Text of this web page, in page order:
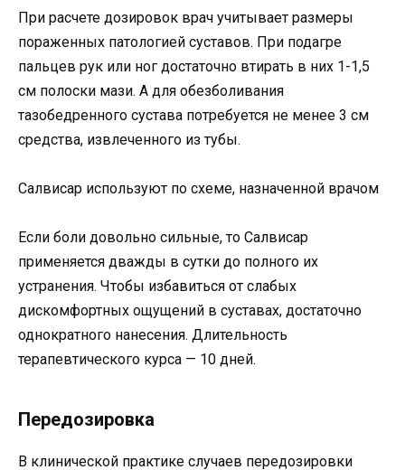
При расчете дозировок врач учитывает размеры
пораженных патологией суставов. При подагре
пальцев рук или ног достаточно втирать в них 1-1,5
см полоски мази. А для обезболивания
тазобедренного сустава потребуется не менее 3 см
средства, извлеченного из тубы.
Салвисар используют по схеме, назначенной врачом
Если боли довольно сильные, то Салвисар
применяется дважды в сутки до полного их
устранения. Чтобы избавиться от слабых
дискомфортных ощущений в суставах, достаточно
однократного нанесения. Длительность
терапевтического курса — 10 дней.
Передозировка
В клинической практике случаев передозировки